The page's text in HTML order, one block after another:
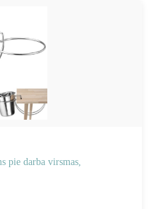
pie darba virsmas,